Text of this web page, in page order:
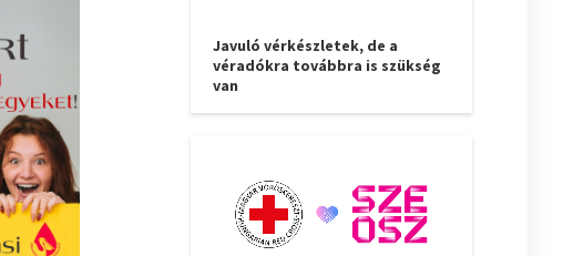
Javuló vérkészletek, de a
véradókra továbbra is szükség
van